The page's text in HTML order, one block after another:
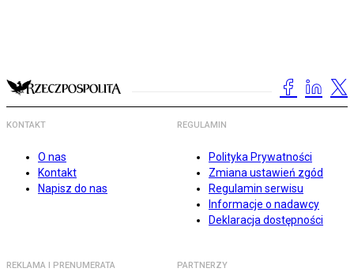
KONTAKT
O nas
Kontakt
Napisz do nas
REGULAMIN
Polityka Prywatności
Zmiana ustawień zgód
Regulamin serwisu
Informacje o nadawcy
Deklaracja dostępności
REKLAMA I PRENUMERATA PARTNERZY